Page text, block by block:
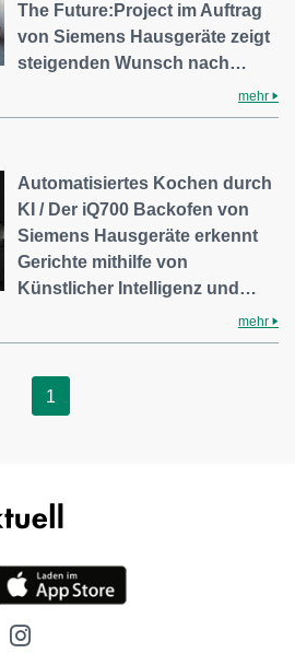
The Future:Project im Auftrag
von Siemens Hausgeräte zeigt
steigenden Wunsch nach…
mehr
Automatisiertes Kochen durch
KI / Der iQ700 Backofen von
Siemens Hausgeräte erkennt
Gerichte mithilfe von
Künstlicher Intelligenz und…
mehr
1